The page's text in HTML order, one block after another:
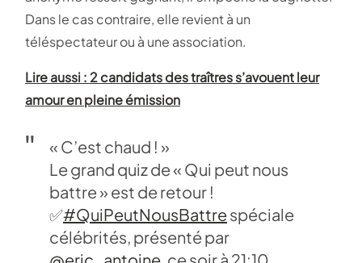
Dans le cas contraire, elle revient à un
téléspectateur ou à une association.
Lire aussi : 2 candidats des traîtres s’avouent leur
amour en pleine émission
« C’est chaud ! »
Le grand quiz de « Qui peut nous
battre » est de retour !
✅#QuiPeutNousBattrespéciale
célébrités, présenté par